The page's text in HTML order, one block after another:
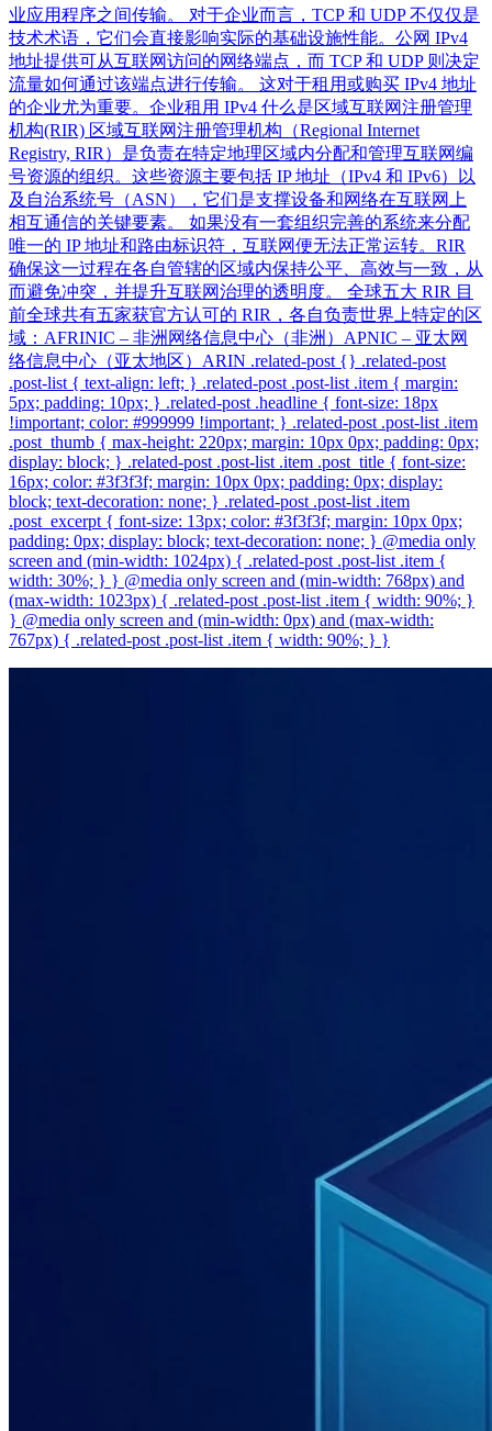
业应用程序之间传输。 对于企业而言，TCP 和 UDP 不仅仅是
技术术语，它们会直接影响实际的基础设施性能。公网 IPv4
地址提供可从互联网访问的网络端点，而 TCP 和 UDP 则决定
流量如何通过该端点进行传输。 这对于租用或购买 IPv4 地址
的企业尤为重要。企业租用 IPv4 什么是区域互联网注册管理
机构(RIR) 区域互联网注册管理机构（Regional Internet
Registry, RIR）是负责在特定地理区域内分配和管理互联网编
号资源的组织。这些资源主要包括 IP 地址（IPv4 和 IPv6）以
及自治系统号（ASN），它们是支撑设备和网络在互联网上
相互通信的关键要素。 如果没有一套组织完善的系统来分配
唯一的 IP 地址和路由标识符，互联网便无法正常运转。RIR
确保这一过程在各自管辖的区域内保持公平、高效与一致，从
而避免冲突，并提升互联网治理的透明度。 全球五大 RIR 目
前全球共有五家获官方认可的 RIR，各自负责世界上特定的区
域：AFRINIC – 非洲网络信息中心（非洲）APNIC – 亚太网
络信息中心（亚太地区）ARIN .related-post {} .related-post
.post-list { text-align: left; } .related-post .post-list .item { margin:
5px; padding: 10px; } .related-post .headline { font-size: 18px
!important; color: #999999 !important; } .related-post .post-list .item
.post_thumb { max-height: 220px; margin: 10px 0px; padding: 0px;
display: block; } .related-post .post-list .item .post_title { font-size:
16px; color: #3f3f3f; margin: 10px 0px; padding: 0px; display:
block; text-decoration: none; } .related-post .post-list .item
.post_excerpt { font-size: 13px; color: #3f3f3f; margin: 10px 0px;
padding: 0px; display: block; text-decoration: none; } @media only
screen and (min-width: 1024px) { .related-post .post-list .item {
width: 30%; } } @media only screen and (min-width: 768px) and
(max-width: 1023px) { .related-post .post-list .item { width: 90%; }
} @media only screen and (min-width: 0px) and (max-width:
767px) { .related-post .post-list .item { width: 90%; } }